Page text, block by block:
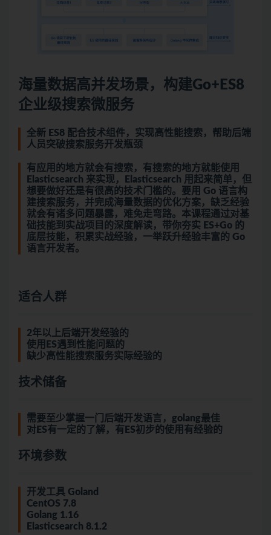
海量数据高并发场景，构建Go+ES8
企业级搜索微服务
全新 ES8 配合技术组件，实现高性能搜索，帮助后端
人员突破搜索服务开发瓶颈
有应用的地方就会有搜索，有搜索的地方就能使用
Elasticsearch 来实现，Elasticsearch 用起来简单，但
想要做好还是有很高的技术门槛的。要用 Go 语言构
建搜索服务，并完成海量数据的优化方案，缺乏经验
就会有诸多问题暴露，难免走弯路。本课程通过对基
础技能到实战项目的深度解读，带你夯实 ES+Go 的
底层技能，积累实战经验，一举跃升经验丰富的 Go
语言开发者。
适合人群
2年以上后端开发经验的
使用ES遇到性能问题的
缺少高性能搜索服务实际经验的
技术储备
需要至少掌握一门后端开发语言， golang最佳
对ES有一定的了解，有ES初步的使用有经验的
环境参数
开发工具 Goland
CentOS 7.8
Golang 1.16
Elasticsearch 8.1.2